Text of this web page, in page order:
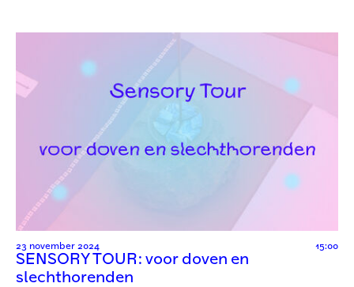
23 november 2024 15:00
SENSORY TOUR: voor doven en
slechthorenden